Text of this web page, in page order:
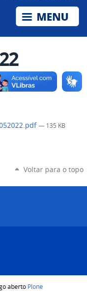
— 135 KB
Voltar para o topo
aberto Plone